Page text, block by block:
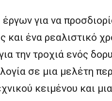
για να
και ένα ρεαλιστικό
την τροχιά ενός
σε μια μελέτη
κειμένου και